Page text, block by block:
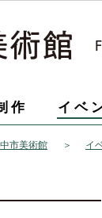
作 イベ
市美術館 イ